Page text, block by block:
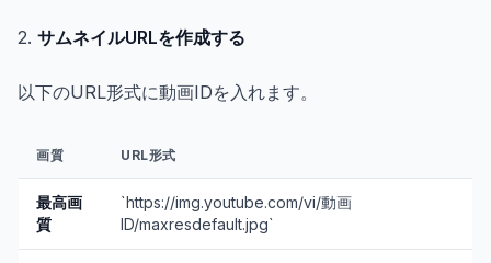
2. サムネイルURLを作成する
以下のURL形式に動画IDを入れます。
画質 URL形式
最高画
質
`https://img.youtube.com/vi/動画
ID/maxresdefault.jpg`